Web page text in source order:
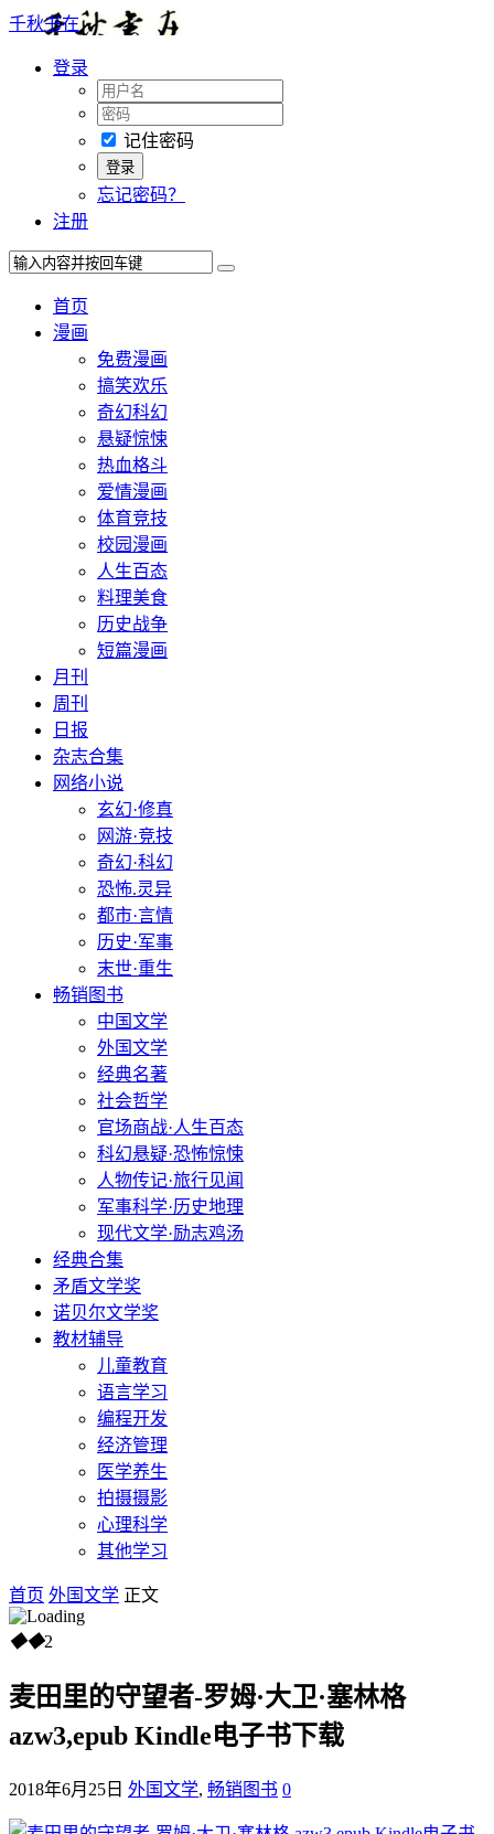
千秋书在
登录
记住密码
忘记密码？
注册
首页
漫画
免费漫画
搞笑欢乐
奇幻科幻
悬疑惊悚
热血格斗
爱情漫画
体育竞技
校园漫画
人生百态
料理美食
历史战争
短篇漫画
月刊
周刊
日报
杂志合集
网络小说
玄幻·修真
网游·竞技
奇幻·科幻
恐怖.灵异
都市·言情
历史·军事
末世·重生
畅销图书
中国文学
外国文学
经典名著
社会哲学
官场商战·人生百态
科幻悬疑·恐怖惊悚
人物传记·旅行见闻
军事科学·历史地理
现代文学·励志鸡汤
经典合集
矛盾文学奖
诺贝尔文学奖
教材辅导
儿童教育
语言学习
编程开发
经济管理
医学养生
拍摄摄影
心理科学
其他学习
首页 外国文学 正文
◆◆2
麦田里的守望者-罗姆·大卫·塞林格
azw3,epub Kindle电子书下载
2018年6月25日 外国文学, 畅销图书 0